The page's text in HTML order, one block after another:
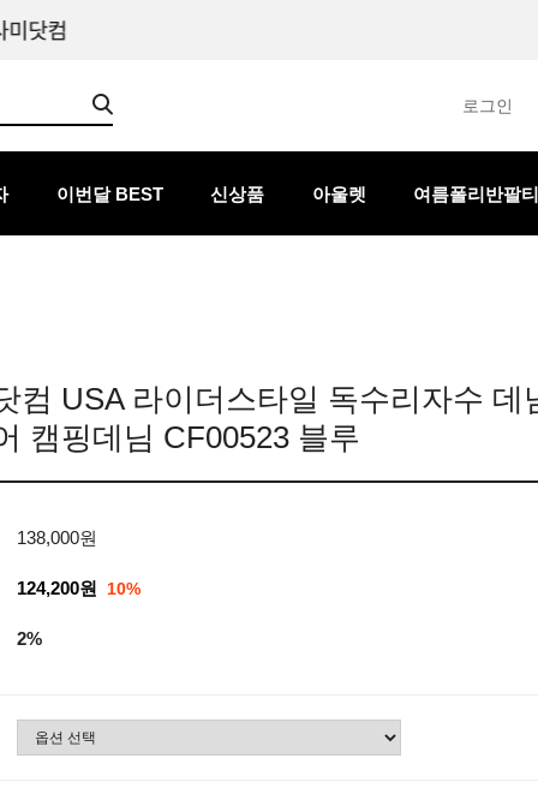
로그인
이번달 BEST 신상품 아울렛 여름폴리반팔
컴 USA 라이더스타일 독수리자수 데
캠핑데님 CF00523 블루
138,000원
124,200원 10%
2%